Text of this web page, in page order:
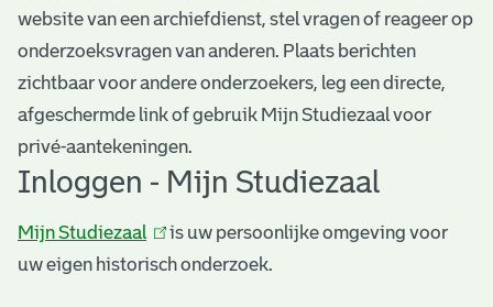
website van een archiefdienst, stel vragen of reageer op
onderzoeksvragen van anderen. Plaats berichten
zichtbaar voor andere onderzoekers, leg een directe,
afgeschermde link of gebruik Mijn Studiezaal voor
privé-aantekeningen.
Inloggen - Mijn Studiezaal
Mijn Studiezaal (link
is
is uw persoonlijke omgeving voor
uw eigen historisch onderzoek.